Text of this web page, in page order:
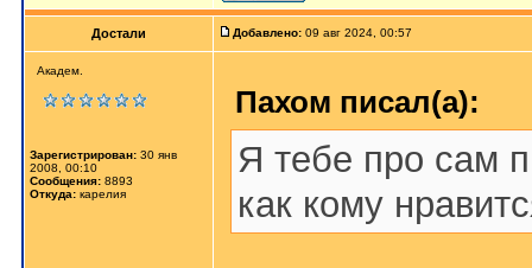
Достали Добавлено: 09 авг 2024, 00:57
Академ.
Зарегистрирован: 30 янв
2008, 00:10
Сообщения: 8893
Откуда: карелия
Пахом писал(а):
Я тебе про сам
как кому